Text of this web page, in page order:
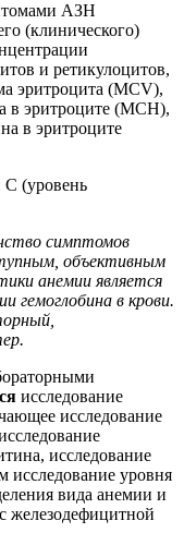
АЗН
(клинического)
и ретикулоцитов,
эритроцита (MCV),
в эритроците (MCH),
в эритроците
С (уровень
симптомов
объективным
анемии является
гемоглобина в крови.
исследование
исследование
исследование
исследование уровня
вида анемии и
железодефицитной